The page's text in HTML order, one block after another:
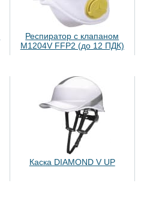
Респиратор с клапаном
M1204V FFP2 (до 12 ПДК)
Каска DIAMOND V UP